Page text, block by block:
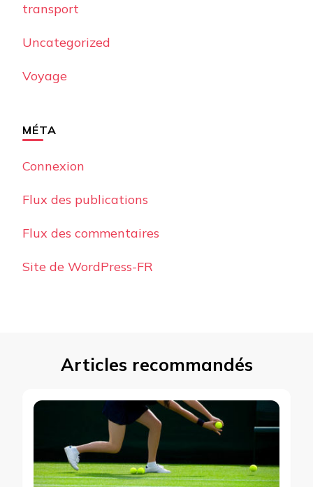
transport
Uncategorized
Voyage
MÉTA
Connexion
Flux des publications
Flux des commentaires
Site de WordPress-FR
Articles recommandés